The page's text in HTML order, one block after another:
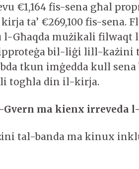
€1,164 fis-sena għal
ta’ €269,100 fis-sena.
l-Għaqda mużikali filwaqt
bil-liġi lill-każini
tkun imġedda kull sena
togħla din il-kirja.
Gvern ma kienx irreveda
tal-banda ma kinux